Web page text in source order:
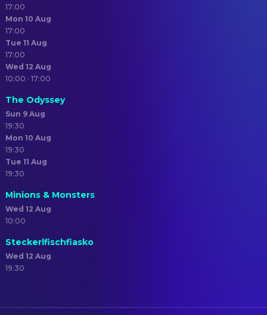
17:00
Mon 10 Aug
17:00
Tue 11 Aug
17:00
Wed 12 Aug
10:00 · 17:00
The Odyssey
Sun 9 Aug
19:30
Mon 10 Aug
19:30
Tue 11 Aug
19:30
Minions & Monsters
Wed 12 Aug
10:00
Steckerlfischfiasko
Wed 12 Aug
19:30